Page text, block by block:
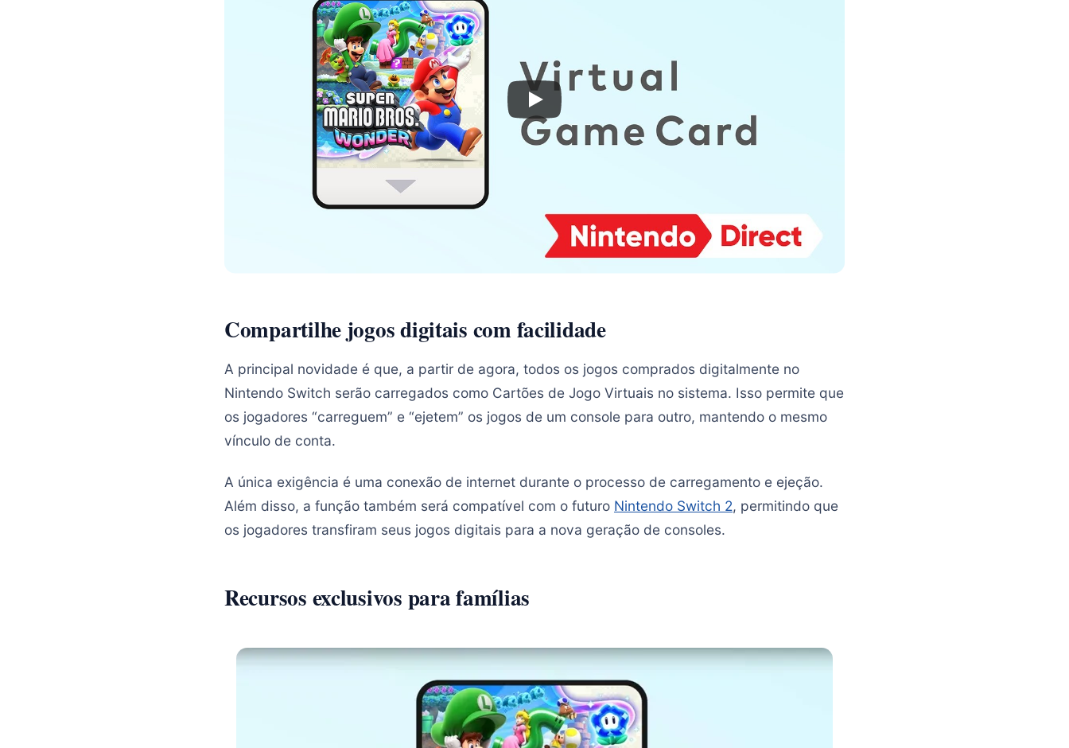
Compartilhe jogos digitais com facilidade
A principal novidade é que, a partir de agora, todos os jogos comprados digitalmente no
Nintendo Switch serão carregados como Cartões de Jogo Virtuais no sistema. Isso permite que
os jogadores “carreguem” e “ejetem” os jogos de um console para outro, mantendo o mesmo
vínculo de conta.
A única exigência é uma conexão de internet durante o processo de carregamento e ejeção.
Além disso, a função também será compatível com o futuro Nintendo Switch 2, permitindo que
os jogadores transfiram seus jogos digitais para a nova geração de consoles.
Recursos exclusivos para famílias